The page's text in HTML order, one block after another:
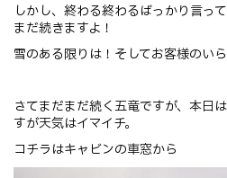
しかし、終わる終わるばっかり言っ
まだ続きますよ！
雪のある限りは！そしてお客様のい
さてまだまだ続く五竜ですが、本日
すが天気はイマイチ。
コチラはキャビンの車窓から